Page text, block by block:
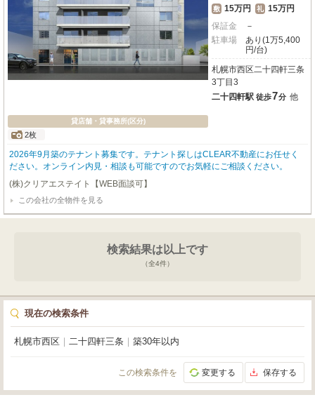
貸店舗・貸事務所(区分)
2枚
敷 15万円 礼 15万円
保証金
－
駐車場
あり(1万5,400
円/台)
札幌市西区二十四軒三条
3丁目3
二十四軒駅 徒歩7分 他
2026年9月築のテナント募集です。テナント探しはCLEAR不動産にお任せく
ださい。オンライン内見・相談も可能ですのでお気軽にご相談ください。
(株)クリアエステイト【WEB面談可】
この会社の全物件を見る
検索結果は以上です
（全4件）
現在の検索条件
札幌市西区 二十四軒三条 築30年以内
この検索条件を 変更する 保存する